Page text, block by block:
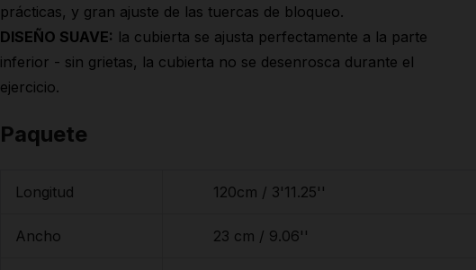
prácticas, y gran ajuste de las tuercas de bloqueo.
DISEÑO SUAVE: la cubierta se ajusta perfectamente a la parte
inferior - sin grietas, la cubierta no se desenrosca durante el
ejercicio.
Paquete
Longitud 120cm / 3'11.25''
Ancho 23 cm / 9.06''